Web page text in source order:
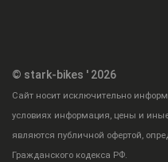
© stark-bikes ' 2026
Cайт носит исключительно
условиях информация, цены и
являются публичной офертой,
Гражданского кодекса РФ.